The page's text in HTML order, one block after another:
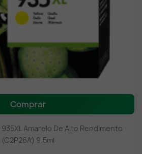
Comprar
Amarelo De Alto Rendimento
(C2P26A) 9.5ml